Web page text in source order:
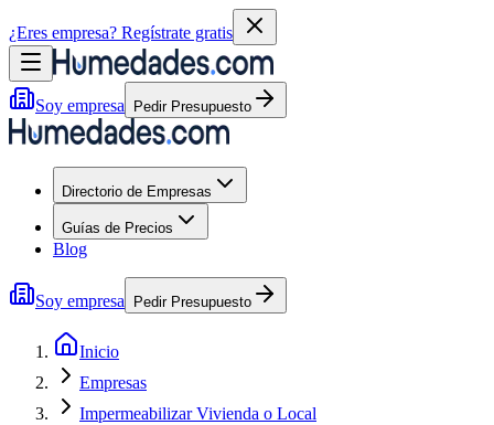
¿Eres empresa? Regístrate gratis
Soy empresa Pedir Presupuesto
Directorio de Empresas
Guías de Precios
Blog
Soy empresa Pedir Presupuesto
Inicio
Empresas
Impermeabilizar Vivienda o Local